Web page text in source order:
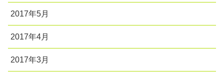
2017年5月
2017年4月
2017年3月